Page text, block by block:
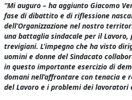
“Mi auguro – ha aggiunto Giacomo
fase di dibattito e di riflessione
dell’Organizzazione nel nostro
una battaglia sindacale per il
trevigiani. L’impegno che ha visto
uomini e donne del Sindacato
in questo importante esercizio di
domani nell’affrontare con tenacia e
del Lavoro e i problemi dei lavoratori